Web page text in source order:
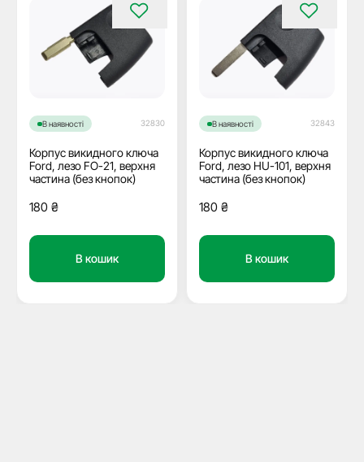
В наявності 32830
Корпус викидного ключа
Ford, лезо FO-21, верхня
частина (без кнопок)
180 ₴
В кошик
В наявності 32843
Корпус викидного ключа
Ford, лезо HU-101, верхня
частина (без кнопок)
180 ₴
В кошик